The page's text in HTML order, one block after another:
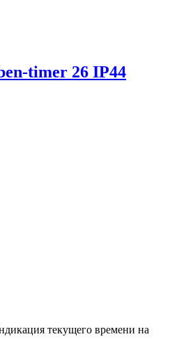
timer 26 IP44
текущего времени на